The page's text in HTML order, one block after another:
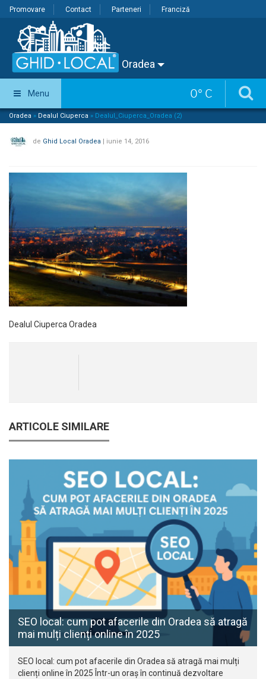
Promovare Contact Parteneri Franciză
Oradea
0° C
Menu
Oradea » Dealul Ciuperca » Dealul_Ciuperca_Oradea (2)
de Ghid Local Oradea | iunie 14, 2016
Dealul Ciuperca Oradea
ARTICOLE SIMILARE
SEO local: cum pot afacerile din Oradea să atragă
mai mulți clienți online în 2025
SEO local: cum pot afacerile din Oradea să atragă mai mulți
clienți online în 2025 Într-un oraș în continuă dezvoltare